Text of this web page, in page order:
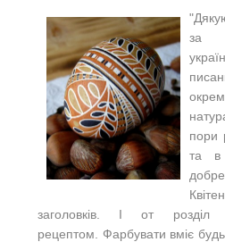
за
пори
та в
заголовків. І от розділ
рецептом. Фарбувати вміє